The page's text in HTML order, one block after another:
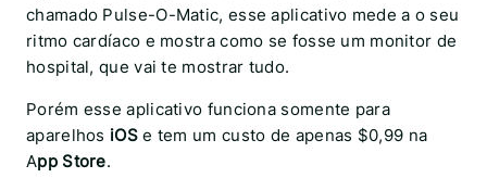
chamado Pulse-O-Matic, esse aplicativo mede a o seu
ritmo cardíaco e mostra como se fosse um monitor de
hospital, que vai te mostrar tudo.
Porém esse aplicativo funciona somente para
aparelhos iOSe tem um custo de apenas $0,99 na
App Store.